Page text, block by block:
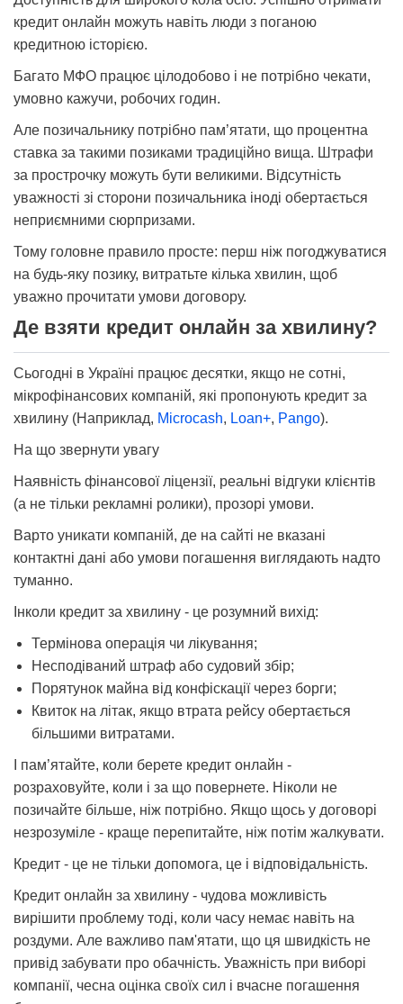
кредит онлайн можуть навіть люди з поганою
кредитною історією.
Багато МФО працює цілодобово і не потрібно чекати,
умовно кажучи, робочих годин.
Але позичальнику потрібно пам’ятати, що процентна
ставка за такими позиками традиційно вища. Штрафи
за прострочку можуть бути великими. Відсутність
уважності зі сторони позичальника іноді обертається
неприємними сюрпризами.
Тому головне правило просте: перш ніж погоджуватися
на будь-яку позику, витратьте кілька хвилин, щоб
уважно прочитати умови договору.
Де взяти кредит онлайн за хвилину?
Сьогодні в Україні працює десятки, якщо не сотні,
мікрофінансових компаній, які пропонують кредит за
хвилину (Наприклад, Microcash, Loan+, Pango).
На що звернути увагу
Наявність фінансової ліцензії, реальні відгуки клієнтів
(а не тільки рекламні ролики), прозорі умови.
Варто уникати компаній, де на сайті не вказані
контактні дані або умови погашення виглядають надто
туманно.
Інколи кредит за хвилину - це розумний вихід:
Термінова операція чи лікування;
Несподіваний штраф або судовий збір;
Порятунок майна від конфіскації через борги;
Квиток на літак, якщо втрата рейсу обертається
більшими витратами.
І пам’ятайте, коли берете кредит онлайн -
розраховуйте, коли і за що повернете. Ніколи не
позичайте більше, ніж потрібно. Якщо щось у договорі
незрозуміле - краще перепитайте, ніж потім жалкувати.
Кредит - це не тільки допомога, це і відповідальність.
Кредит онлайн за хвилину - чудова можливість
вирішити проблему тоді, коли часу немає навіть на
роздуми. Але важливо пам'ятати, що ця швидкість не
привід забувати про обачність. Уважність при виборі
компанії, чесна оцінка своїх сил і вчасне погашення